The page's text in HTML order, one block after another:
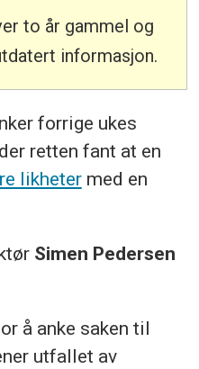
to år gammel og
informasjon.
forrige ukes
retten fant at en
likhetermed en
Simen Pedersen
å anke saken til
utfallet av